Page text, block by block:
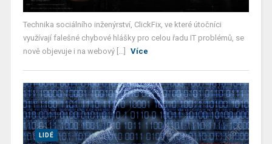
Technika sociálního inženýrství, ClickFix, ve které útočníci
využívají falešné chybové hlášky pro celou řadu IT problémů, se
nově objevuje i na webový [...]
Více
LIDÉ